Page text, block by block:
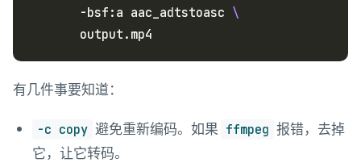
       -bsf:a aac_adtstoasc
有几件事要知道：
-c copy 避免重新编码。如果 ffmpeg 报错，去掉
它，让它转码。